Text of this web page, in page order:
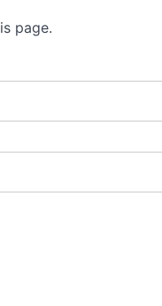
page.